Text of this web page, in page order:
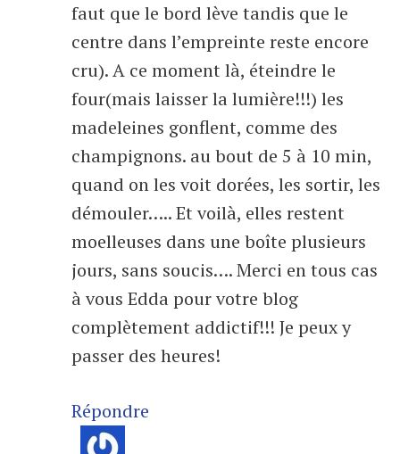
faut que le bord lève tandis que le
centre dans l’empreinte reste encore
cru). A ce moment là, éteindre le
four(mais laisser la lumière!!!) les
madeleines gonflent, comme des
champignons. au bout de 5 à 10 min,
quand on les voit dorées, les sortir, les
démouler….. Et voilà, elles restent
moelleuses dans une boîte plusieurs
jours, sans soucis…. Merci en tous cas
à vous Edda pour votre blog
complètement addictif!!! Je peux y
passer des heures!
Répondre